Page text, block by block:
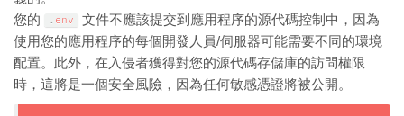
您的
. env
文件不應該提交到應用程序的源代碼控制中，因為
使用您的應用程序的每個開發人員/伺服器可能需要不同的環境
配置。此外，在入侵者獲得對您的源代碼存儲庫的訪問權限
時，這將是一個安全風險，因為任何敏感憑證將被公開。